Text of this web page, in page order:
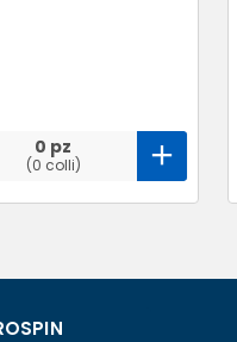
0 pz
(0 colli)